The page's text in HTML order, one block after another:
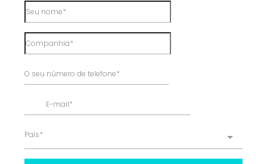
País*